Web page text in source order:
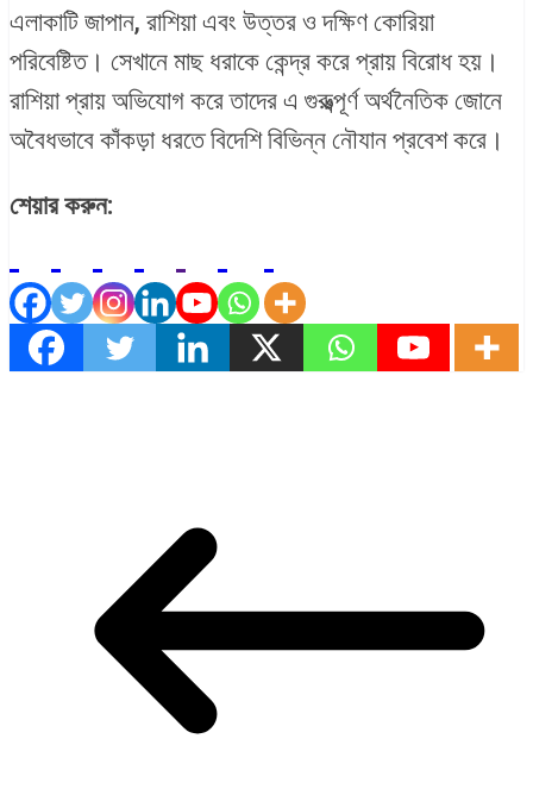
এলাকাটি জাপান, রাশিয়া এবং উত্তর ও দক্ষিণ কোরিয়া
পরিবেষ্টিত। সেখানে মাছ ধরাকে কেন্দ্র করে প্রায় বিরোধ হয়।
রাশিয়া প্রায় অভিযোগ করে তাদের এ গুরুত্ব্পূর্ণ অর্থনৈতিক জোনে
অবৈধভাবে কাঁকড়া ধরতে বিদেশি বিভিন্ন নৌযান প্রবেশ করে।
শেয়ার করুন: